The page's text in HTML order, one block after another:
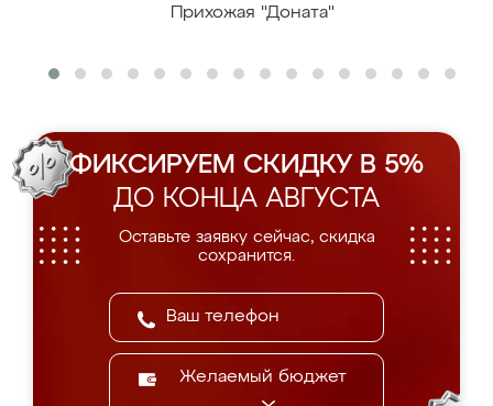
Прихожая "Доната"
ФИКСИРУЕМ СКИДКУ В 5%
ДО КОНЦА АВГУСТА
Оставьте заявку сейчас, скидка
сохранится.
Желаемый бюджет